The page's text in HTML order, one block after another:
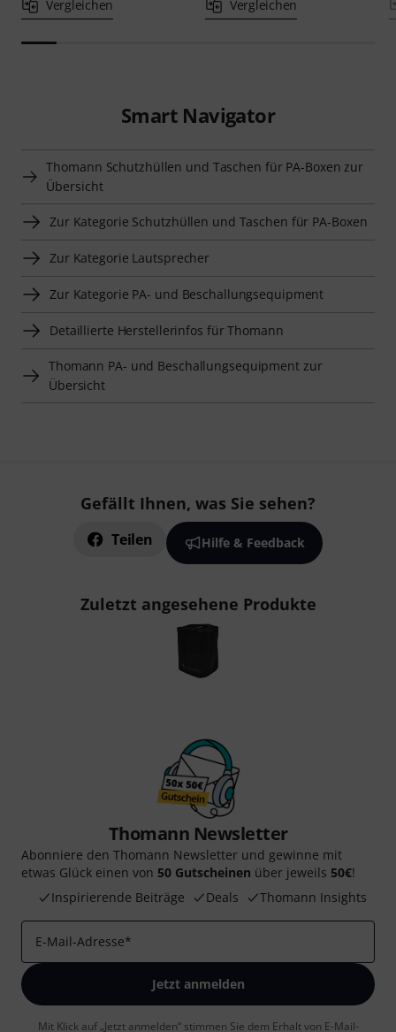
Vergleichen Vergleichen
Smart Navigator
Thomann Schutzhüllen und Taschen für PA-Boxen zur
Übersicht
Zur Kategorie Schutzhüllen und Taschen für PA-Boxen
Zur Kategorie Lautsprecher
Zur Kategorie PA- und Beschallungsequipment
Detaillierte Herstellerinfos für Thomann
Thomann PA- und Beschallungsequipment zur
Übersicht
Gefällt Ihnen, was Sie sehen?
Teilen Hilfe & Feedback
Zuletzt angesehene Produkte
Thomann Newsletter
Abonniere den Thomann Newsletter und gewinne mit
etwas Glück einen von 50 Gutscheinen über jeweils 50€!
Inspirierende Beiträge
Deals Thomann Insights
E-Mail-Adresse*
Jetzt anmelden
Mit Klick auf „Jetzt anmelden“ stimmen Sie dem Erhalt von E-Mail-